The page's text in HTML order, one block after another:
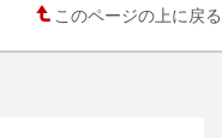
このページの上に戻る